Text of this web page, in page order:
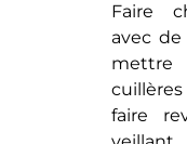
Faire
avec de
faire